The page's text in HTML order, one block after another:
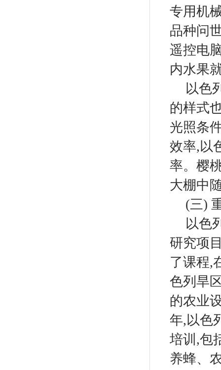
专用机
品种问
遥控电
内水果
以色
的样式
光照条
效率,以
率。樱
大棚中
(三)
以色
研究项
了课程,
色列旱
的农业
年,以色
培训 ,包
养蜂、